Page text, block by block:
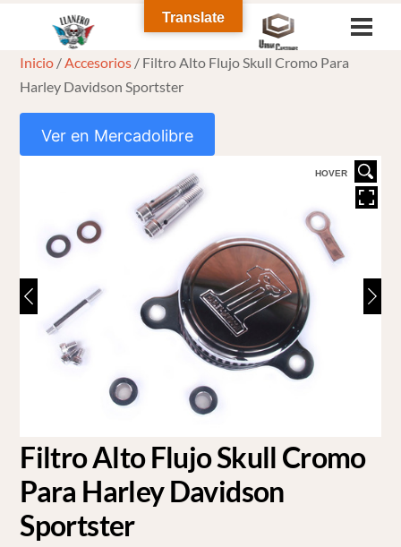
content
Inicio /Accesorios / Filtro Alto Flujo Skull Cromo Para
Harley Davidson Sportster
Ver en Mercadolibre
HOVER
Filtro Alto Flujo Skull Cromo
Para Harley Davidson
Sportster
Translate